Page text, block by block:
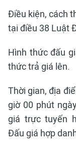
Điều kiện, cách
tại điều 38 Luật
Hình thức đấu
thức trả giá lên.
Thời gian, địa
giờ 00 phút
giá trực tuyến
Đấu giá hợp